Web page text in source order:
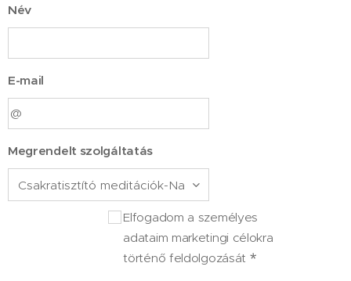
Név
E-mail
Megrendelt szolgáltatás
Elfogadom a személyes
adataim marketingi célokra
történő feldolgozását